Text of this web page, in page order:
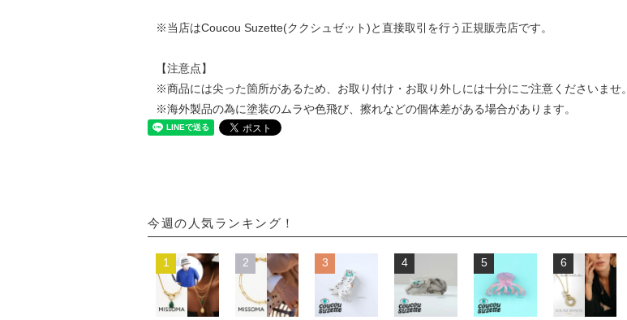
※当店はCoucou Suzette(ククシュゼット)と直接取引を行う正規販売店です。
【注意点】
※商品には尖った箇所があるため、お取り付け・お取り外しには十分にご注意くださいませ。
※海外製品の為に塗装のムラや色飛び、擦れなどの個体差がある場合があります。
今週の人気ランキング！
1 2 3 4 5 6